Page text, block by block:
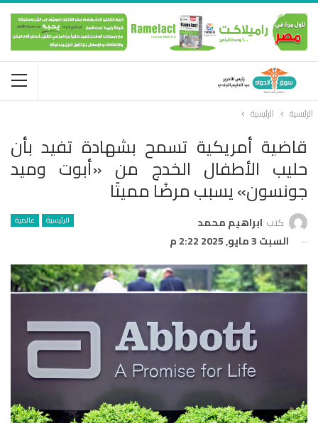
الرئيسية الرئيسية
قاضية أمريكية تسمح بشهادة تفيد بأن
حليب الأطفال الخدج من «أبوت وميد
جونسون» يسبب مرضًا مميتًا
الرئيسية عالمية كتب ابراهيم محمد
السبت 3 مايو, 2025 2:22 م